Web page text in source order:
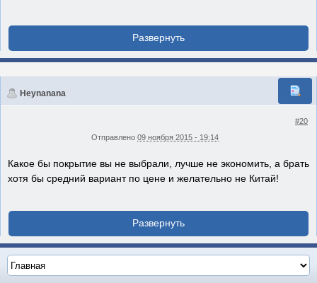
Heynanana
#20
Отправлено 09 ноября 2015 - 19:14
Какое бы покрытие вы не выбрали, лучше не экономить, а брать
хотя бы средний вариант по цене и желательно не Китай!